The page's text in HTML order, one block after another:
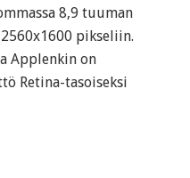
8,9 tuuman
pikseliin.
Applenkin on
Retina-tasoiseksi